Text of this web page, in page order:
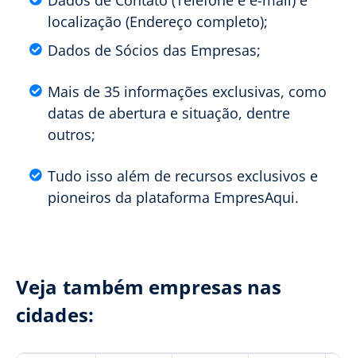
localização (Endereço completo);
Dados de Sócios das Empresas;
Mais de 35 informações exclusivas, como
datas de abertura e situação, dentre
outros;
Tudo isso além de recursos exclusivos e
pioneiros da plataforma EmpresAqui.
Veja também empresas nas
cidades: